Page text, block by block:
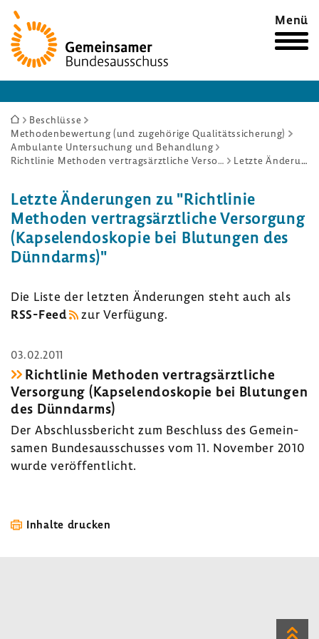
Zur
Startseite
Menü
Sie
sind
hier:
Beschlüsse
Methodenbewertung (und zugehörige Qualitätssicherung)
Ambulante Untersuchung und Behandlung
Richtlinie Methoden vertragsärztliche Versorgung (Kapselendoskopie bei Blutungen des Dünndarms)
Letzte Änderungen
Letzte Ände­rungen zu "Richt­linie
Methoden vertrags­ärzt­liche Versor­gung
(Kapse­len­do­skopie bei Blutungen des
Dünn­darms)"
Die Liste der letzten Ände­rungen steht auch als
RSS-​Feed
zur Verfü­gung.
03.02.2011
Richt­linie Methoden vertrags­ärzt­liche
Versor­gung (Kapse­len­do­skopie bei Blutungen
des Dünn­darms)
Der Abschluss­be­richt zum Beschluss des Gemein­
samen Bundes­aus­schusses vom 11. November 2010
wurde veröf­fent­licht.
Inhalte drucken
Zum